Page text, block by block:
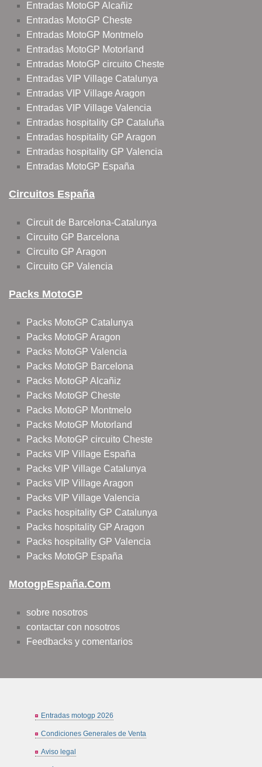
Entradas MotoGP Alcañiz
Entradas MotoGP Cheste
Entradas MotoGP Montmelo
Entradas MotoGP Motorland
Entradas MotoGP circuito Cheste
Entradas VIP Village Catalunya
Entradas VIP Village Aragon
Entradas VIP Village Valencia
Entradas hospitality GP Cataluña
Entradas hospitality GP Aragon
Entradas hospitality GP Valencia
Entradas MotoGP España
Circuitos España
Circuit de Barcelona-Catalunya
Circuito GP Barcelona
Circuito GP Aragon
Circuito GP Valencia
Packs MotoGP
Packs MotoGP Catalunya
Packs MotoGP Aragon
Packs MotoGP Valencia
Packs MotoGP Barcelona
Packs MotoGP Alcañiz
Packs MotoGP Cheste
Packs MotoGP Montmelo
Packs MotoGP Motorland
Packs MotoGP circuito Cheste
Packs VIP Village España
Packs VIP Village Catalunya
Packs VIP Village Aragon
Packs VIP Village Valencia
Packs hospitality GP Catalunya
Packs hospitality GP Aragon
Packs hospitality GP Valencia
Packs MotoGP España
MotogpEspaña.com
sobre nosotros
contactar con nosotros
Feedbacks y comentarios
Entradas motogp 2026
Condiciones Generales de Venta
Aviso legal